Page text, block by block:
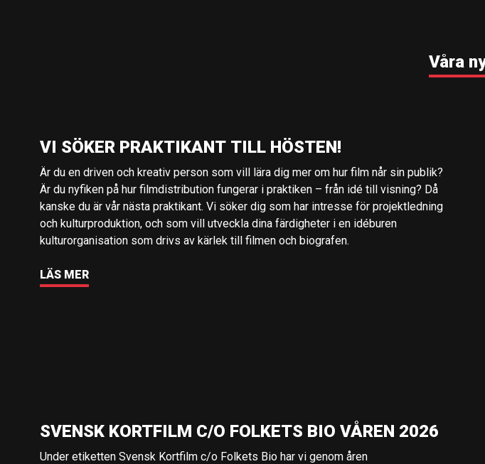
Våra
VI SÖKER PRAKTIKANT TILL HÖSTEN!
Är du en driven och kreativ person som vill lära dig mer om hur film når sin publik?
Är du nyfiken på hur filmdistribution fungerar i praktiken – från idé till visning? Då
kanske du är vår nästa praktikant. Vi söker dig som har intresse för projektledning
och kulturproduktion, och som vill utveckla dina färdigheter i en idéburen
kulturorganisation som drivs av kärlek till filmen och biografen.
LÄS MER
SVENSK KORTFILM C/O FOLKETS BIO VÅREN 2026
Under etiketten Svensk Kortfilm c/o Folkets Bio har vi genom åren